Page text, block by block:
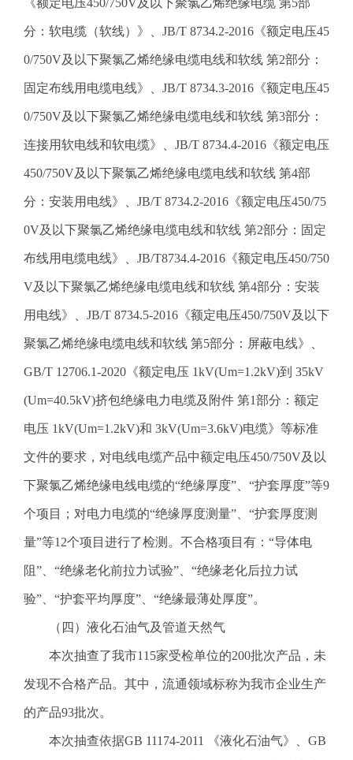
分：软电缆（软线）》、JB/T 8734.2-2016《额定电压45
0/750V及以下聚氯乙烯绝缘电缆电线和软线 第2部分：
固定布线用电缆电线》、JB/T 8734.3-2016《额定电压45
0/750V及以下聚氯乙烯绝缘电缆电线和软线 第3部分：
连接用软电线和软电缆》、JB/T 8734.4-2016《额定电压
450/750V及以下聚氯乙烯绝缘电缆电线和软线 第4部
分：安装用电线》、JB/T 8734.2-2016《额定电压450/75
0V及以下聚氯乙烯绝缘电缆电线和软线 第2部分：固定
布线用电缆电线》、JB/T8734.4-2016《额定电压450/750
V及以下聚氯乙烯绝缘电缆电线和软线 第4部分：安装
用电线》、JB/T 8734.5-2016《额定电压450/750V及以下
聚氯乙烯绝缘电缆电线和软线 第5部分：屏蔽电线》、
GB/T 12706.1-2020《额定电压 1kV(Um=1.2kV)到 35kV
(Um=40.5kV)挤包绝缘电力电缆及附件 第1部分：额定
电压 1kV(Um=1.2kV)和 3kV(Um=3.6kV)电缆》等标准
文件的要求，对电线电缆产品中额定电压450/750V及以
下聚氯乙烯绝缘电线电缆的“绝缘厚度”、“护套厚度”等9
个项目；对电力电缆的“绝缘厚度测量”、“护套厚度测
量”等12个项目进行了检测。不合格项目有：“导体电
阻”、“绝缘老化前拉力试验”、“绝缘老化后拉力试
验”、“护套平均厚度”、“绝缘最薄处厚度”。
（四）液化石油气及管道天然气
本次抽查了我市115家受检单位的200批次产品，未
发现不合格产品。其中，流通领域标称为我市企业生产
的产品93批次。
本次抽查依据GB 11174-2011 《液化石油气》、GB